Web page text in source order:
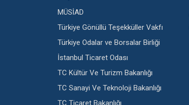
MÜSİAD
Türkiye Gönüllü Teşekküller Vakfı
Türkiye Odalar ve Borsalar Birliği
İstanbul Ticaret Odası
TC Kültür Ve Turizm Bakanlığı
TC Sanayi Ve Teknoloji Bakanlığı
TC Ticaret Bakanlığı